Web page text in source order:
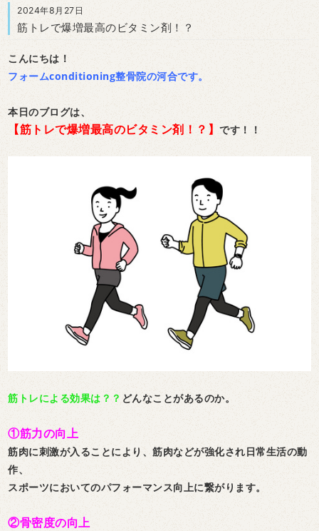
2024年8月27日
筋トレで爆増最高のビタミン剤！？
こんにちは！
フォームconditioning整骨院の河合です。
本日のブログは、
【筋トレで爆増最高のビタミン剤！？】です！！
筋トレによる効果は？？ どんなことがあるのか。
①筋力の向上
筋肉に刺激が入ることにより、筋肉などが強化され日常生活の動
作、
スポーツにおいてのパフォーマンス向上に繋がります。
②骨密度の向上